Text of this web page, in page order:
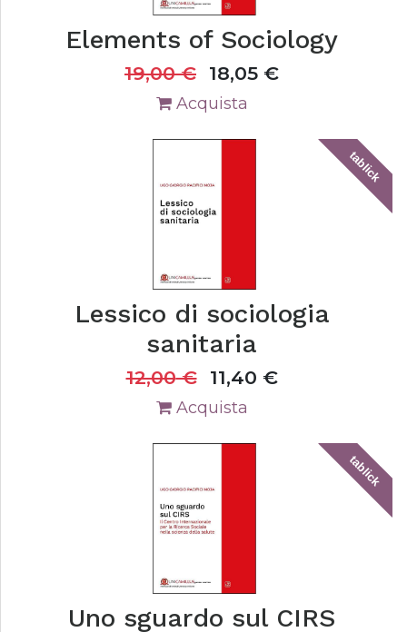
Elements of Sociology
19,00€ 18,05 €
Acquista
tablick
Lessico di sociologia
sanitaria
12,00€ 11,40 €
Acquista
tablick
Uno sguardo sul CIRS